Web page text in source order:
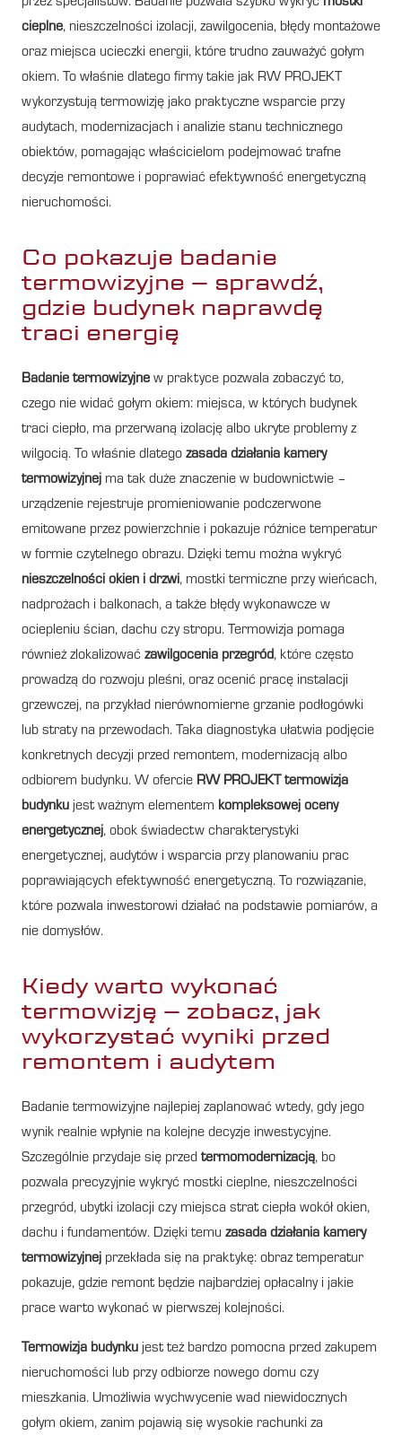
cieplne, nieszczelności izolacji, zawilgocenia, błędy montażowe
oraz miejsca ucieczki energii, które trudno zauważyć gołym
okiem. To właśnie dlatego firmy takie jak RW PROJEKT
wykorzystują termowizję jako praktyczne wsparcie przy
audytach, modernizacjach i analizie stanu technicznego
obiektów, pomagając właścicielom podejmować trafne
decyzje remontowe i poprawiać efektywność energetyczną
nieruchomości.
Co pokazuje badanie
termowizyjne – sprawdź,
gdzie budynek naprawdę
traci energię
Badanie termowizyjne w praktyce pozwala zobaczyć to,
czego nie widać gołym okiem: miejsca, w których budynek
traci ciepło, ma przerwaną izolację albo ukryte problemy z
wilgocią. To właśnie dlatego zasada działania kamery
termowizyjnej ma tak duże znaczenie w budownictwie –
urządzenie rejestruje promieniowanie podczerwone
emitowane przez powierzchnie i pokazuje różnice temperatur
w formie czytelnego obrazu. Dzięki temu można wykryć
nieszczelności okien i drzwi, mostki termiczne przy wieńcach,
nadprożach i balkonach, a także błędy wykonawcze w
ociepleniu ścian, dachu czy stropu. Termowizja pomaga
również zlokalizować zawilgocenia przegród, które często
prowadzą do rozwoju pleśni, oraz ocenić pracę instalacji
grzewczej, na przykład nierównomierne grzanie podłogówki
lub straty na przewodach. Taka diagnostyka ułatwia podjęcie
konkretnych decyzji przed remontem, modernizacją albo
odbiorem budynku. W ofercie RW PROJEKT termowizja
budynku jest ważnym elementem kompleksowej oceny
energetycznej, obok świadectw charakterystyki
energetycznej, audytów i wsparcia przy planowaniu prac
poprawiających efektywność energetyczną. To rozwiązanie,
które pozwala inwestorowi działać na podstawie pomiarów, a
nie domysłów.
Kiedy warto wykonać
termowizję – zobacz, jak
wykorzystać wyniki przed
remontem i audytem
Badanie termowizyjne najlepiej zaplanować wtedy, gdy jego
wynik realnie wpłynie na kolejne decyzje inwestycyjne.
Szczególnie przydaje się przed termomodernizacją, bo
pozwala precyzyjnie wykryć mostki cieplne, nieszczelności
przegród, ubytki izolacji czy miejsca strat ciepła wokół okien,
dachu i fundamentów. Dzięki temu zasada działania kamery
termowizyjnej przekłada się na praktykę: obraz temperatur
pokazuje, gdzie remont będzie najbardziej opłacalny i jakie
prace warto wykonać w pierwszej kolejności.
Termowizja budynku jest też bardzo pomocna przed zakupem
nieruchomości lub przy odbiorze nowego domu czy
mieszkania. Umożliwia wychwycenie wad niewidocznych
gołym okiem, zanim pojawią się wysokie rachunki za